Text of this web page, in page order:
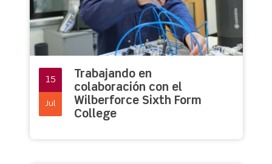
15
Jul
Trabajando en
colaboración con el
Wilberforce Sixth Form
College